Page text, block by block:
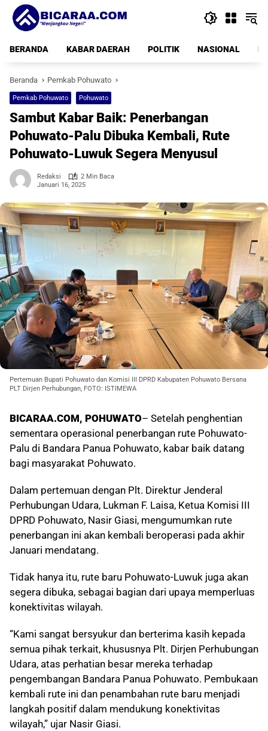
Langsung
konten
BERANDA
KABAR DAERAH POLITIK NASIONAL
Beranda Pemkab Pohuwato
Pemkab Pohuwato Pohuwato
Sambut Kabar Baik: Penerbangan
Pohuwato-Palu Dibuka Kembali, Rute
Pohuwato-Luwuk Segera Menyusul
Redaksi
2 Min Baca
Januari 16, 2025
Pertemuan Bupati Pohuwato dan Komisi III DPRD Kabupaten Pohuwato Bersana
PLT Dirjen Perhubungan, FOTO: ISTIMEWA
BICARAA.COM, POHUWATO– Setelah penghentian
sementara operasional penerbangan rute Pohuwato-
Palu di Bandara Panua Pohuwato, kabar baik datang
bagi masyarakat Pohuwato.
Dalam pertemuan dengan Plt. Direktur Jenderal
Perhubungan Udara, Lukman F. Laisa, Ketua Komisi III
DPRD Pohuwato, Nasir Giasi, mengumumkan rute
penerbangan ini akan kembali beroperasi pada akhir
Januari mendatang.
Tidak hanya itu, rute baru Pohuwato-Luwuk juga akan
segera dibuka, sebagai bagian dari upaya memperluas
konektivitas wilayah.
“Kami sangat bersyukur dan berterima kasih kepada
semua pihak terkait, khususnya Plt. Dirjen Perhubungan
Udara, atas perhatian besar mereka terhadap
pengembangan Bandara Panua Pohuwato. Pembukaan
kembali rute ini dan penambahan rute baru menjadi
langkah positif dalam mendukung konektivitas
wilayah,” ujar Nasir Giasi.